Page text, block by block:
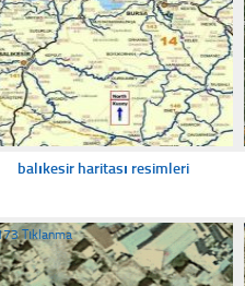
balıkesir haritası resimleri
Tıklanma